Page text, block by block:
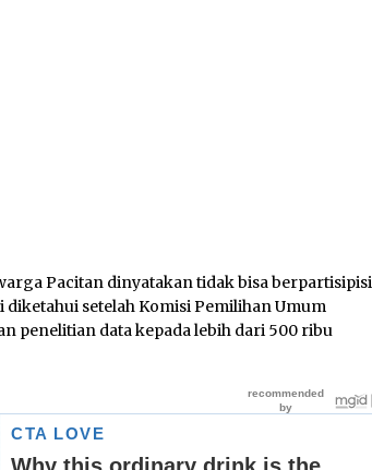
Pacitan dinyatakan tidak bisa berpartisipisi
setelah Komisi Pemilihan Umum
penelitian data kepada lebih dari 500 ribu